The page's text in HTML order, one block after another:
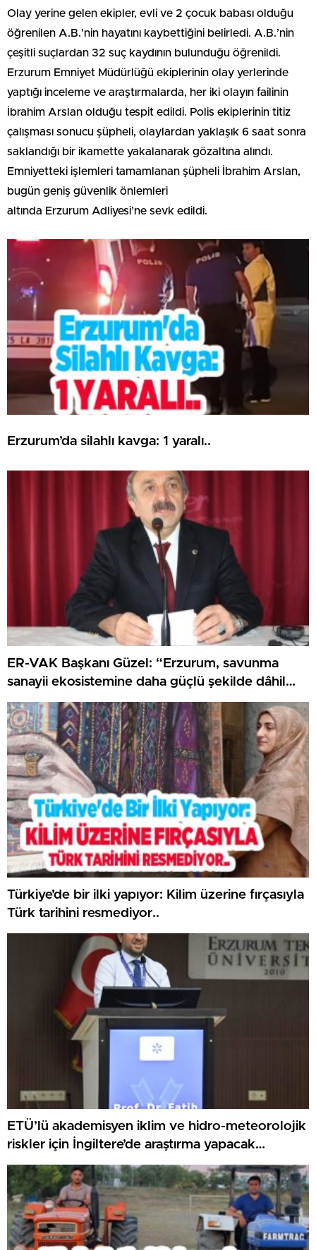
Olay yerine gelen ekipler, evli ve 2 çocuk babası olduğu
öğrenilen A.B.’nin hayatını kaybettiğini belirledi. A.B.’nin
çeşitli suçlardan 32 suç kaydının bulunduğu öğrenildi.
Erzurum Emniyet Müdürlüğü ekiplerinin olay yerlerinde
yaptığı inceleme ve araştırmalarda, her iki olayın failinin
İbrahim Arslan olduğu tespit edildi. Polis ekiplerinin titiz
çalışması sonucu şüpheli, olaylardan yaklaşık 6 saat sonra
saklandığı bir ikamette yakalanarak gözaltına alındı.
Emniyetteki işlemleri tamamlanan şüpheli İbrahim Arslan,
bugün geniş güvenlik önlemleri
altında Erzurum Adliyesi’ne sevk edildi.
Erzurum’da silahlı kavga: 1 yaralı..
ER-VAK Başkanı Güzel: “Erzurum, savunma
sanayii ekosistemine daha güçlü şekilde dâhil
edilmeli”..
Türkiye’de bir ilki yapıyor: Kilim üzerine fırçasıyla
Türk tarihini resmediyor..
ETÜ’lü akademisyen iklim ve hidro-meteorolojik
riskler için İngiltere’de araştırma yapacak…